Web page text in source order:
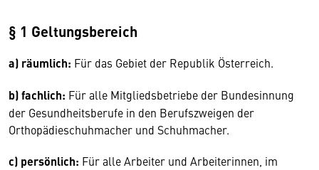
§ 1 Geltungsbereich
a) räumlich: Für das Gebiet der Republik Österreich.
b) fachlich: Für alle Mitgliedsbetriebe der Bundesinnung
der Gesundheitsberufe in den Berufszweigen der
Orthopädieschuhmacher und Schuhmacher.
c) persönlich: Für alle Arbeiter und Arbeiterinnen, im